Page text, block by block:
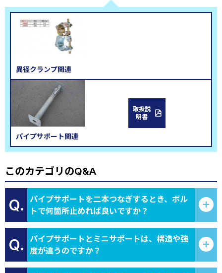
異径クランプ関連
パイプサポート関連
取扱説
明書
このカテゴリのQ&A
Q.
パイプサポートを二本つなぎするとき、ボル
トで何箇所止めれば良いですか？
Q.
パイプサポートとミニサポートは、構造や強
度が違うのですか？